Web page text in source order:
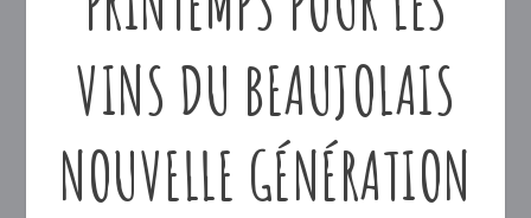
VINS DU BEAUJOLAIS
NOUVELLE GÉNÉRATION